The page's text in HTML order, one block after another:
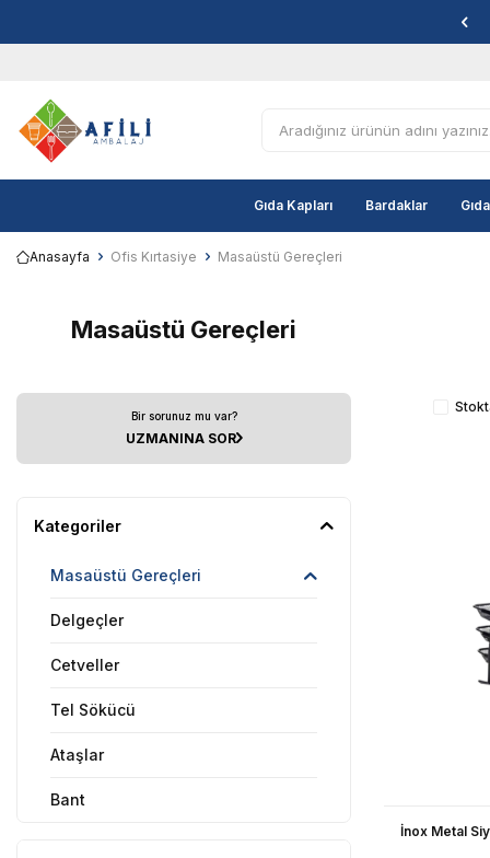
Gıda Kapları Bardaklar
Anasayfa Ofis Kırtasiye Masaüstü Gereçleri
Masaüstü Gereçleri
Bir sorunuz mu var?
UZMANINA SOR
Kategoriler
Masaüstü Gereçleri
Delgeçler
Cetveller
Tel Sökücü
Ataşlar
Bant
İnox Metal